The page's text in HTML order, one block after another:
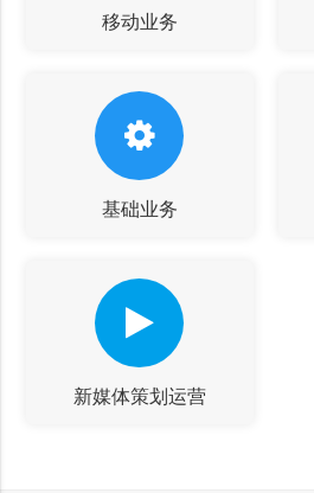
移动业务
基础业务
新媒体策划运营